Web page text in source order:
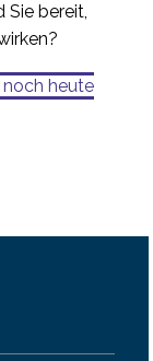
Sie bereit,
noch heute